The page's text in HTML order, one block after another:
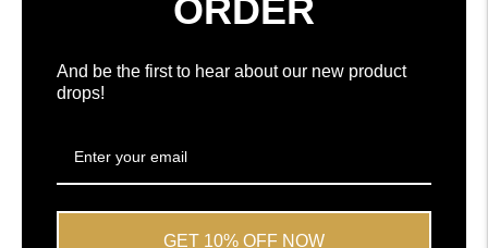
ORDER
And be the first to hear about our new product
drops!
GET 10% OFF NOW